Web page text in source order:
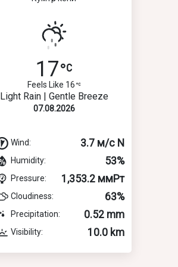
17
Feels Like 16
Light Rain | Gentle Breeze
07.08.2026
Wind: 3.7 м/с N
Humidity: 53%
Pressure: 1,353.2 ммРт
Cloudiness: 63%
Precipitation: 0.52 mm
Visibility: 10.0 km